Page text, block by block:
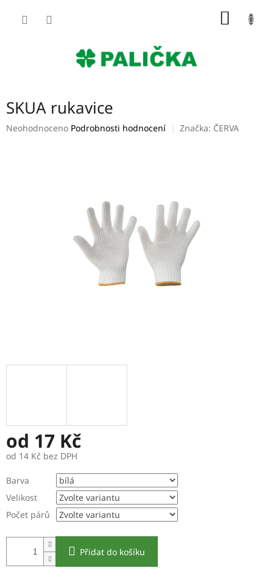
SKUA rukavice
Průměrné
Neohodnoceno Podrobnosti hodnocení Značka: ČERVA
od 17 Kč
od 14 Kč bez DPH
cena:
Barva
Velikost
Počet párů
Přidat do košíku